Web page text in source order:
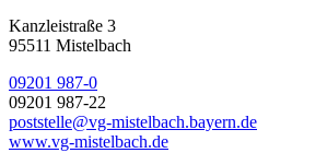
Kanzleistraße 3
95511 Mistelbach
09201 987-0
09201 987-22
poststelle@vg-mistelbach.bayern.de
www.vg-mistelbach.de